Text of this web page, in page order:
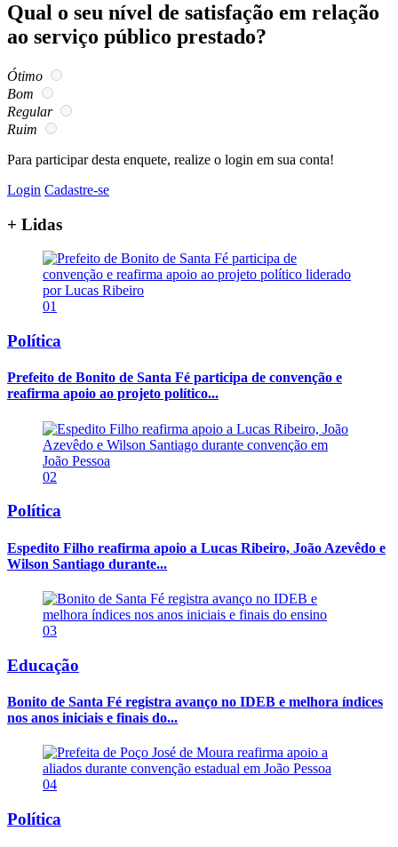
Qual o seu nível de satisfação em relação
ao serviço público prestado?
Ótimo
Bom
Regular
Ruim
Para participar desta enquete, realize o login em sua conta!
Login Cadastre-se
+ Lidas
01
Política
Prefeito de Bonito de Santa Fé participa de convenção e
reafirma apoio ao projeto político...
02
Política
Espedito Filho reafirma apoio a Lucas Ribeiro, João Azevêdo e
Wilson Santiago durante...
03
Educação
Bonito de Santa Fé registra avanço no IDEB e melhora índices
nos anos iniciais e finais do...
04
Política